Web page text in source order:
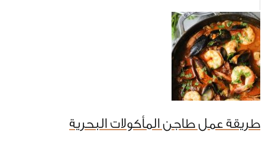
طريقة عمل طاجن المأكولات البحرية